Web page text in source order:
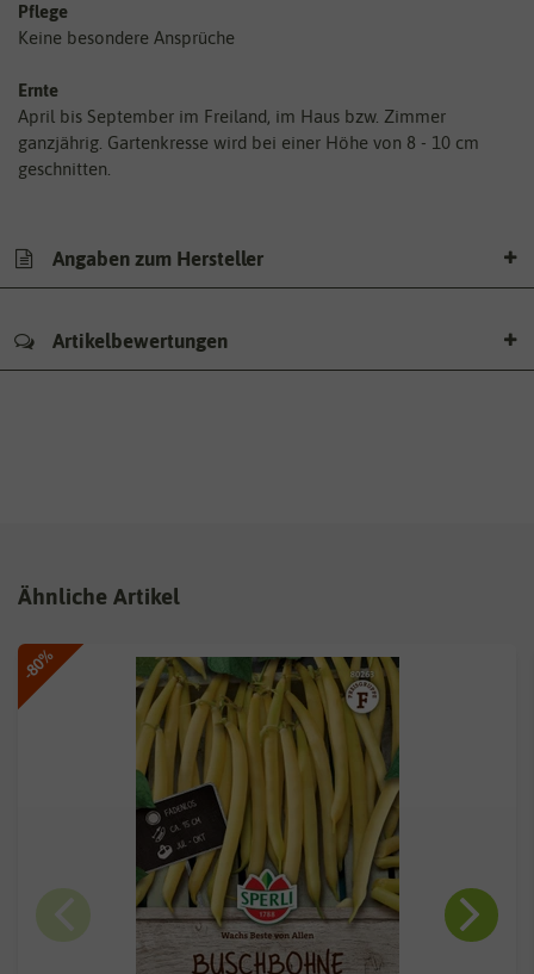
Pflege
Keine besondere Ansprüche
Ernte
April bis September im Freiland, im Haus bzw. Zimmer
ganzjährig. Gartenkresse wird bei einer Höhe von 8 - 10 cm
geschnitten.
Angaben zum Hersteller
Artikelbewertungen
Ähnliche Artikel
-80%